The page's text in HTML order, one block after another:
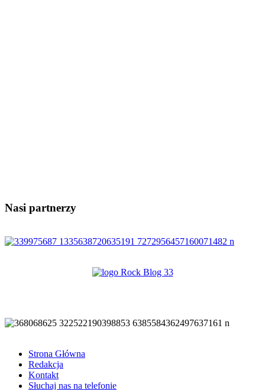
Nasi partnerzy
Strona Główna
Redakcja
Kontakt
Słuchaj nas na telefonie